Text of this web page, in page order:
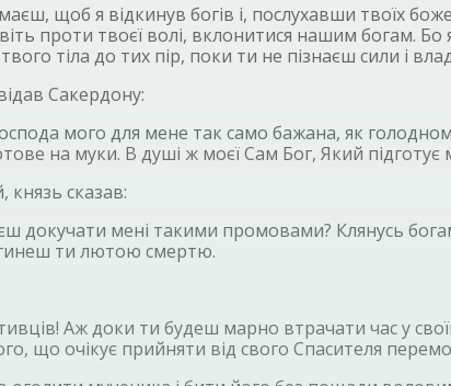
щоб я відкинув богів і, послухавши твоїх
проти твоєї волі, вклонитися нашим богам.
тіла до тих пір, поки ти не пізнаєш сили і
Сакердону:
мого для мене так само бажана, як
на муки. В душі ж моєї Сам Бог, Який підготує
князь сказав:
докучати мені такими промовами? Клянусь
ти лютою смертю.
Аж доки ти будеш марно втрачати час у
що очікує прийняти від свого Спасителя